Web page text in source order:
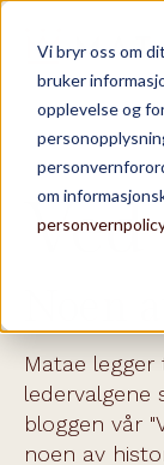
Vi bryr oss om
bruker
opplevelse og
om
Noen
Matae
ledervalgene
bloggen vår
noen av